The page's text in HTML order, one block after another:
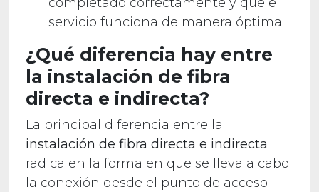
servicio funciona de manera óptima.
¿Qué diferencia hay entre
la instalación de fibra
directa e indirecta?
La principal diferencia entre la
instalación de fibra directa e indirecta
radica en la forma en que se lleva a cabo
la conexión desde el punto de acceso